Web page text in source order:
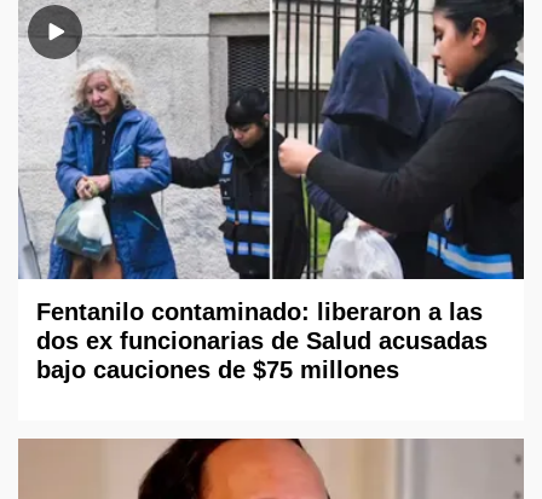
Fentanilo contaminado: liberaron a las
dos ex funcionarias de Salud acusadas
bajo cauciones de $75 millones